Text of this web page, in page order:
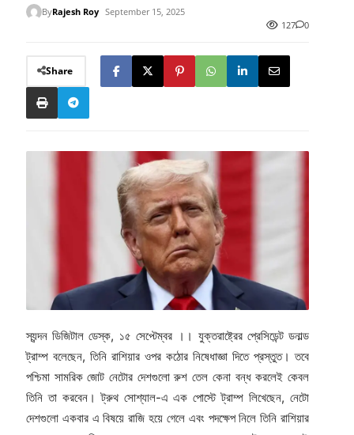
ByRajesh Roy September 15, 2025
127
0
Share
স্যন্দন ডিজিটাল ডেস্ক, ১৫ সেপ্টেম্বর ।। যুক্তরাষ্ট্রের প্রেসিডেন্ট ডনাল্ড
ট্রাম্প বলেছেন, তিনি রাশিয়ার ওপর কঠোর নিষেধাজ্ঞা দিতে প্রস্তুত। তবে
পশ্চিমা সামরিক জোট নেটোর দেশগুলো রুশ তেল কেনা বন্ধ করলেই কেবল
তিনি তা করবেন। ট্রুথ সোশ্যাল-এ এক পোস্টে ট্রাম্প লিখেছেন, নেটো
দেশগুলো একবার এ বিষয়ে রাজি হয়ে গেলে এবং পদক্ষেপ নিলে তিনি রাশিয়ার